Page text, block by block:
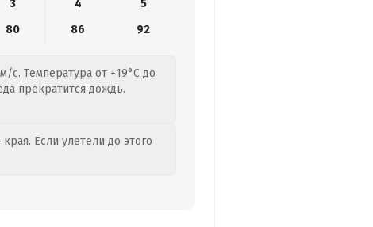
3 4
5
80 86 92
Температура от +19°C до
прекратится дождь.
Если улетели до этого